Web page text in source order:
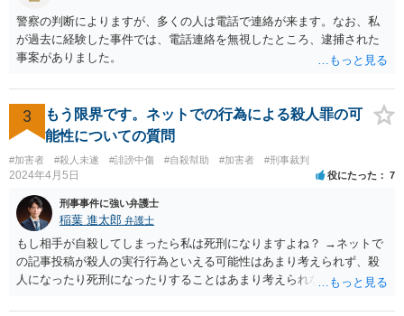
警察の判断によりますが、多くの人は電話で連絡が来ます。なお、私
が過去に経験した事件では、電話連絡を無視したところ、逮捕された
事案がありました。
3
もう限界です。ネットでの行為による殺人罪の可
能性についての質問
#加害者 #殺人未遂 #誹謗中傷 #自殺幇助 #加害者 #刑事裁判
2024年4月5日 役にたった 7
刑事事件に強い弁護士
稲葉 進太郎 弁護士
もし相手が自殺してしまったら私は死刑になりますよね？ →ネットで
の記事投稿が殺人の実行行為といえる可能性はあまり考えられず、殺
人になったり死刑になったりすることはあまり考えられないように思